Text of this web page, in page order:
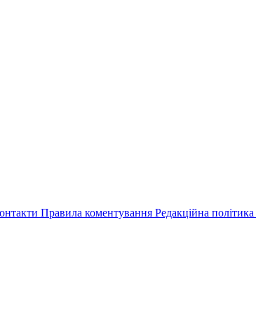
Правила коментування Редакційна політика